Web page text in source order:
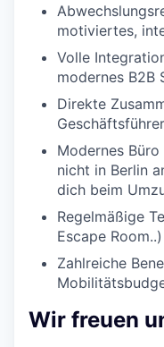
motiviertes,
Volle
modernes B2B
Direkte
Modernes
nicht in Berlin
dich beim
Regelmäßige
Escape
Zahlreiche
Wir freuen